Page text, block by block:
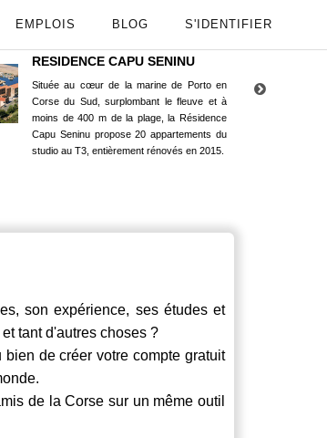
EMPLOIS BLOG S'IDENTIFIER
RESIDENCE CAPU SENINU
Située au cœur de la marine de Porto en
Corse du Sud, surplombant le fleuve et à
moins de 400 m de la plage, la Résidence
Capu Seninu propose 20 appartements du
studio au T3, entièrement rénovés en 2015.
son expérience, ses études et
tant d'autres choses ?
bien de créer votre compte gratuit
de la Corse sur un même outil